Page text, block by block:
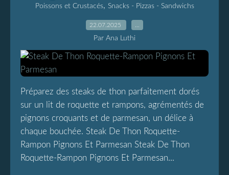
Poissons et Crustacés, Snacks - Pizzas - Sandwichs
22.07.2025
Par Ana Luthi
Préparez des steaks de thon parfaitement dorés
sur un lit de roquette et rampons, agrémentés de
pignons croquants et de parmesan, un délice à
chaque bouchée. Steak De Thon Roquette-
Rampon Pignons Et Parmesan Steak De Thon
Roquette-Rampon Pignons Et Parmesan...